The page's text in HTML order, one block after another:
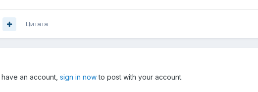
Цитата
an account, sign in nowto post with your account.